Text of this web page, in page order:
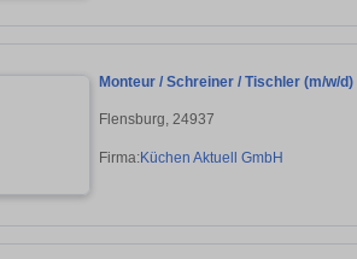
Monteur / Schreiner / Tischler (m/w/
Flensburg, 24937
Firma:Küchen Aktuell GmbH